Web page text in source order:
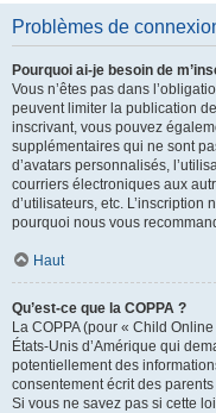
Problèmes de
Pourquoi ai-je besoin de
Vous n’êtes pas dans
peuvent limiter la publication
inscrivant, vous pouvez
supplémentaires qui ne sont
d’avatars personnalisés,
courriers électroniques aux
d’utilisateurs, etc. L’inscription
pourquoi nous vous
Haut
Qu’est-ce que la COPPA ?
La COPPA (pour « Child
États-Unis d’Amérique qui
potentiellement des
consentement écrit des
Si vous ne savez pas si cette